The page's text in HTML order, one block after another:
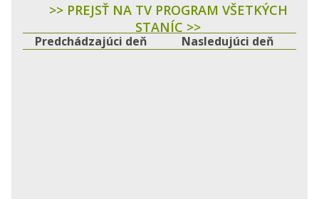
>> PREJSŤ NA TV PROGRAM VŠETKÝCH
STANÍC >>
Predchádzajúci deň Nasledujúci deň